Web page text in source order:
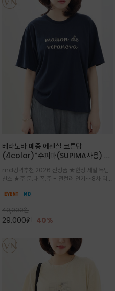
베라노바 메종 에센셜 코튼탑
(4color)*수피마(SUPIMA사용) 레
는 레터링 티셔츠
md강력추천 2026 신상품 ★한정 세일 득템
찬스 ★주.문.대.폭.주 - 전컬러 인기~~8차 리오
픽이나 컬러 조합을 통해 'Essential'한 무드를
좋은 컬러웨이와 디자인입니다^^
49,000원
29,000원 40%